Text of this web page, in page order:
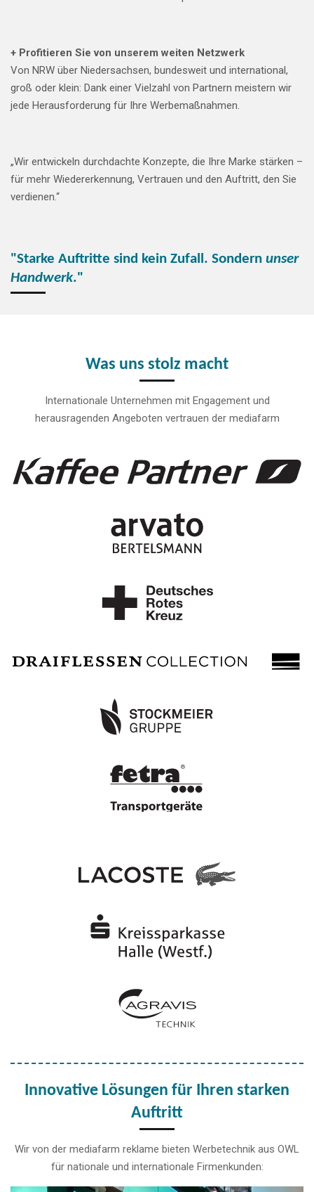
+ Profitieren Sie von unserem weiten Netzwerk
Von NRW über Niedersachsen, bundesweit und international,
groß oder klein: Dank einer Vielzahl von Partnern meistern wir
jede Herausforderung für Ihre Werbemaßnahmen.
„Wir entwickeln durchdachte Konzepte, die Ihre Marke stärken –
für mehr Wiedererkennung, Vertrauen und den Auftritt, den Sie
verdienen.“
"Starke Auftritte sind kein Zufall. Sondern unser
Handwerk."
Was uns stolz macht
Internationale Unternehmen mit Engagement und
herausragenden Angeboten vertrauen der mediafarm
Innovative Lösungen für Ihren starken
Auftritt
Wir von der mediafarm reklame bieten Werbetechnik aus OWL
für nationale und internationale Firmenkunden: